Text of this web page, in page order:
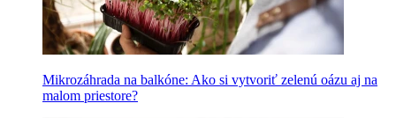
Mikrozáhrada na balkóne: Ako si vytvoriť zelenú oázu aj na
malom priestore?